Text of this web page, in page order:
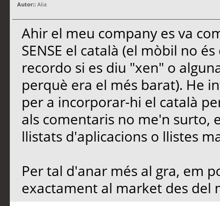
Autor:: Alia
Ahir el meu company es va
SENSE el català (el mòbil no
recordo si es diu "xen" o
perquè era el més barat). He
per a incorporar-hi el català
als comentaris no me'n surto,
llistats d'aplicacions o llistes
Per tal d'anar més al gra, em
exactament al market des del